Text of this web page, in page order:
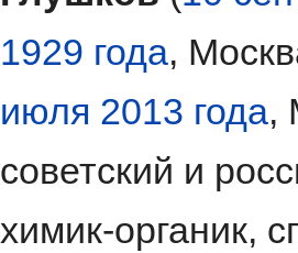
1929 года,
июля 2013 года,
советский и
химик-органик,